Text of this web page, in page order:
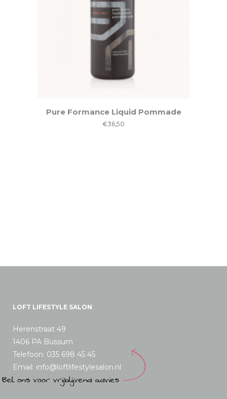
Pure Formance Liquid Pommade
€36,50
LOFT LIFESTYLE SALON
Herenstraat 49
1406 PA Bussum
Telefoon: 035 698 45 45
Email: info@loftlifestylesalon.nl